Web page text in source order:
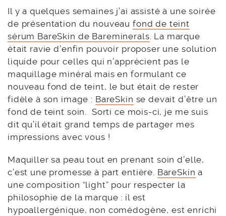
Il y a quelques semaines j’ai assisté à une soirée
de présentation du nouveau fond de teint
sérum BareSkin de Bareminerals. La marque
était ravie d’enfin pouvoir proposer une solution
liquide pour celles qui n’apprécient pas le
maquillage minéral mais en formulant ce
nouveau fond de teint, le but était de rester
fidèle à son image : BareSkin se devait d’être un
fond de teint soin. Sorti ce mois-ci, je me suis
dit qu’il était grand temps de partager mes
impressions avec vous !
Maquiller sa peau tout en prenant soin d’elle,
c’est une promesse à part entière. BareSkin a
une composition “light” pour respecter la
philosophie de la marque : il est
hypoallergénique, non comédogène, est enrichi